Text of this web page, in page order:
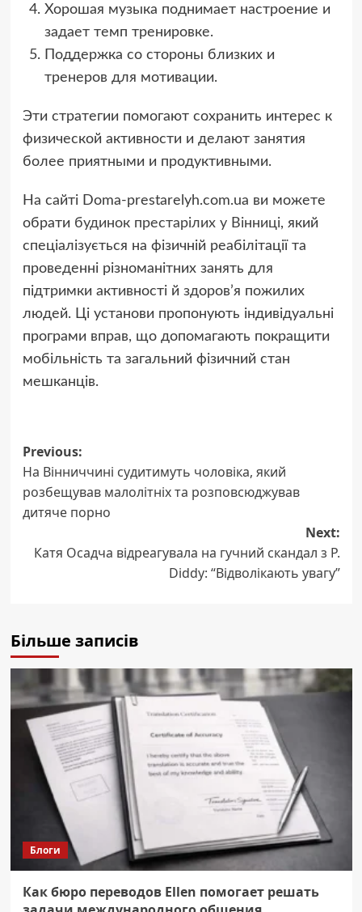
Хорошая музыка поднимает настроение и
задает темп тренировке.
Поддержка со стороны близких и
тренеров для мотивации.
Эти стратегии помогают сохранить интерес к
физической активности и делают занятия
более приятными и продуктивными.
На сайті Doma-prestarelyh.com.ua ви можете
обрати будинок престарілих у Вінниці, який
спеціалізується на фізичній реабілітації та
проведенні різноманітних занять для
підтримки активності й здоров’я пожилих
людей. Ці установи пропонують індивідуальні
програми вправ, що допомагають покращити
мобільність та загальний фізичний стан
мешканців.
Post
navigation
Previous:
На Вінниччині судитимуть чоловіка, який
розбещував малолітніх та розповсюджував
дитяче порно
Next:
Катя Осадча відреагувала на гучний скандал з P.
Diddy: “Відволікають увагу”
Більше записів
Блоги
Как бюро переводов Ellen помогает решать